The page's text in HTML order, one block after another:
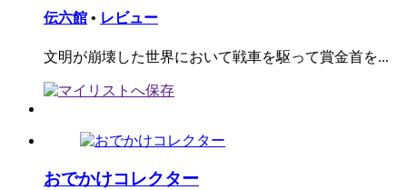
伝六館 • レビュー
文明が崩壊した世界において戦車を駆って賞金首を...
おでかけコレクター